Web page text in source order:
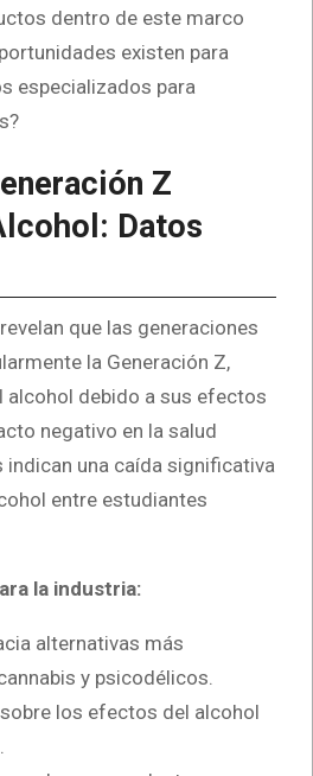
dentro de este marco
existen para
especializados para
Z
Datos
que las generaciones
la Generación Z,
alcohol debido a sus efectos
negativo en la salud
indican una caída significativa
entre estudiantes
la industria:
alternativas más
y psicodélicos.
los efectos del alcohol